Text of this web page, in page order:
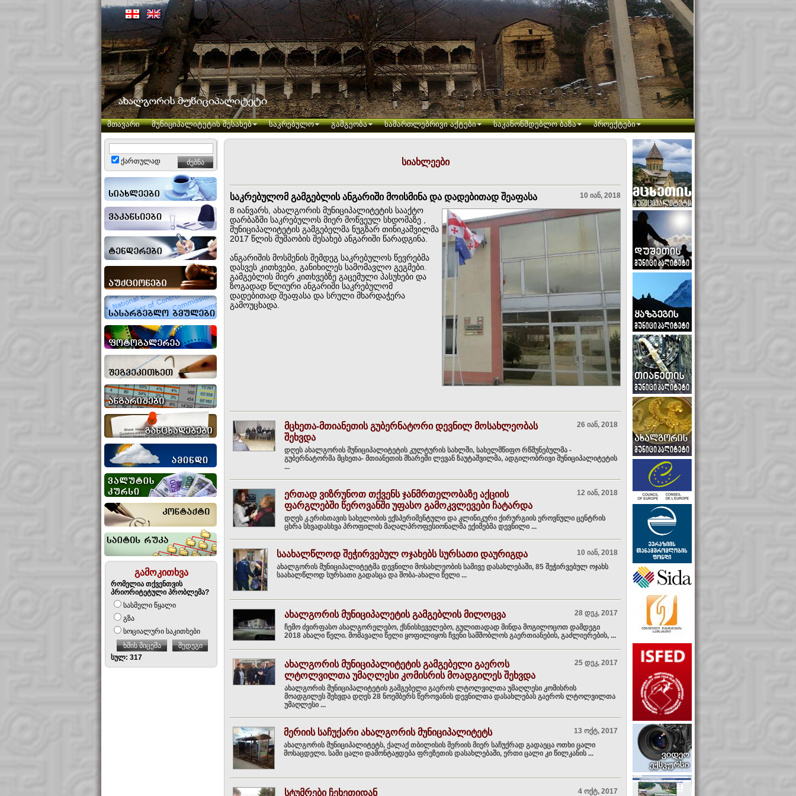
მთავარი მუნიციპალიტეტის შესახებ საკრებულო გამგეობა სამართლებრივი აქტები საკანონმდებლო ბაზა პროექტები
ქართულად
გამოკითხვა
რომელია თქვენთვის
პრიორიტეტული პრობლემა?
სასმელი წყალი
გზა
სოციალური საკითხები
ხმის მიცემა
შედეგი
სულ: 317
სიახლეები
საკრებულომ გამგებლის ანგარიში მოისმინა და დადებითად შეაფასა 10 იან, 2018
8 იანვარს, ახალგორის მუნიციპალიტეტის სააქტო
დარბაზში საკრებულოს მიერ მოწვეულ სხდომაზე ,
მუნიციპალიტეტის გამგებელმა ნუგზარ თინიკაშვილმა
2017 წლის მუშაობის შესახებ ანგარიში წარადგინა.
ანგარიშის მოსმენის შემდეგ საკრებულოს წევრებმა
დასვეს კითხვები, განიხილეს სამომავლო გეგმები.
გამგებლის მიერ კითხვებზე გაცემული პასუხები და
ზოგადად წლიური ანგარიში საკრებულომ
დადებითად შეაფასა და სრული მხარდაჭერა
გამოუცხადა.
მცხეთა-მთიანეთის გუბერნატორი დევნილ მოსახლეობას
შეხვდა
26 იან, 2018
დღეს ახალგორის მუნიციპალიტეტის კულტურის სახლში, სახელმწიფო რწმუნებულმა -
გუბერნატორმა მცხეთა- მთიანეთის მხარეში ლევან ზაუტაშვილმა, ადგილობრივი მუნიციპალიტეტის
...
ერთად ვიზრუნოთ თქვენს ჯანმრთელობაზე აქციის
ფარგლებში წეროვანში უფასო გამოკვლევები ჩატარდა
12 იან, 2018
დღეს კ.ერისთავის სახელობის ექსპერიმენტული და კლინიკური ქირურგიის ეროვნული ცენტრის
ცხრა სხვადასხვა პროფილის მაღალპროფესიონალმა ექიმებმა დევნილი ...
საახალწლოდ შეჭირვებულ ოჯახებს სურსათი დაურიგდა
10 იან, 2018
ახალგორის მუნიციპალიტეტმა დევნილი მოსახლეობის სამივე დასახლებაში, 85 შეჭირვებულ ოჯახს
საახალწლოდ სურსათი გადასცა და შობა-ახალი წელი ...
ახალგორის მუნიციპალეტის გამგებლის მილოცვა
28 დეკ, 2017
ჩემო ძვირფასო ახალგორელებო, ქსნისხეველებო, გულითადად მინდა მოგილოცოთ დამდეგი
2018 ახალი წელი. მომავალი წელი ყოფილიყოს ჩვენი სამშობლოს გაერთიანების, გაძლიერების, ...
ახალგორის მუნიციპალიტეტის გამგებელი გაეროს
ლტოლვილთა უმაღლესი კომისრის მოადგილეს შეხვდა
25 დეკ, 2017
ახალგორის მუნიციპალიტეტის გამგებელი გაეროს ლტოლვილთა უმაღლესი კომისრის
მოადგილეს შეხვდა დღეს 28 ნოემბერს წეროვანის დევნილთა დასახლებას გაეროს ლტოლვილთა
უმაღლესი ...
მერიის საჩუქარი ახალგორის მუნიციპალიტეტს
13 ოქტ, 2017
ახალგორის მუნიციპალიტეტს, ქალაქ თბილისის მერიის მიერ საჩუქრად გადაეცა ოთხი ცალი
მოსაცდელი. სამი ცალი დამონტაჟდება ფრეზეთის დასახლებაში, ერთი ცალი კი წილკანის ...
სტუმრები ჩეხეთიდან 4 ოქტ, 2017